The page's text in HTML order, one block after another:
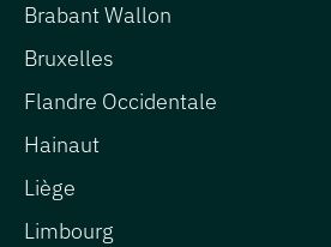
Brabant Wallon
Bruxelles
Flandre Occidentale
Hainaut
Liège
Limbourg